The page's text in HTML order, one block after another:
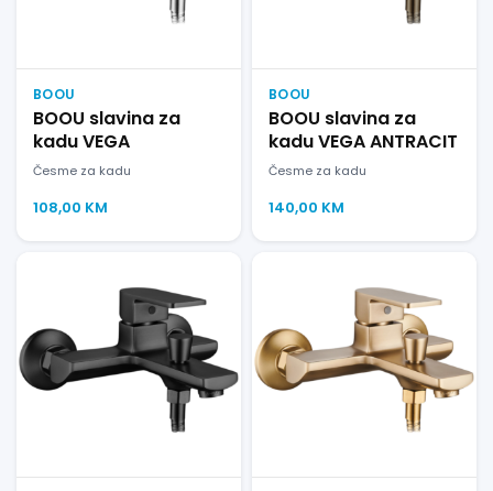
BOOU
BOOU slavina za
kadu VEGA
Česme za kadu
108,00 KM
BOOU
BOOU slavina za
kadu VEGA ANTRACIT
Česme za kadu
140,00 KM